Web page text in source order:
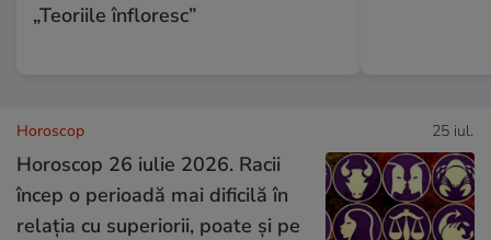
„Teoriile înfloresc”
Horoscop 25 iul.
Horoscop 26 iulie 2026. Racii
încep o perioadă mai dificilă în
relația cu superiorii, poate și pe